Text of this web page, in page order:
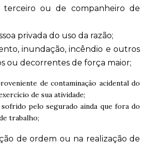
terceiro ou de companheiro de
privada do uso da razão;
inundação, incêndio e outros
ou decorrentes de força maior;
de contaminação acidental do
de sua atividade;
pelo segurado ainda que fora do
trabalho;
de ordem ou na realização de